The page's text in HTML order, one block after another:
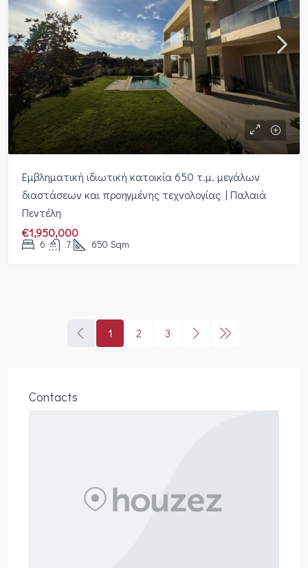
Εμβληματική ιδιωτική κατοικία 650 τ.μ. μεγάλων
διαστάσεων και προηγμένης τεχνολογίας | Παλαιά
Πεντέλη
€1,950,000
6 7 650 Sqm
1 2 3
Contacts